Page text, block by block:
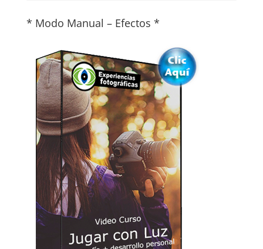
* Modo Manual – Efectos *